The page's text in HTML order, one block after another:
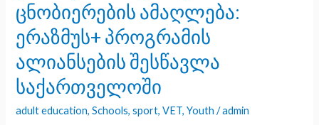
ცნობიერების ამაღლება:
ერაზმუს+ პროგრამის
ალიანსების შესწავლა
საქართველოში​
adult education,Schools,sport,VET,Youth /admin
ის
შესახებ
ცნობიერების
ამაღლება:
ერაზმუს+
პროგრამის
ალიანსების